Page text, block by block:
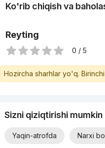
Ko'rib chiqish va
Reyting
0 / 5
Hozircha sharhlar yo'q.
Sizni qiziqtirishi mumkin
Yaqin-atrofda Narxi